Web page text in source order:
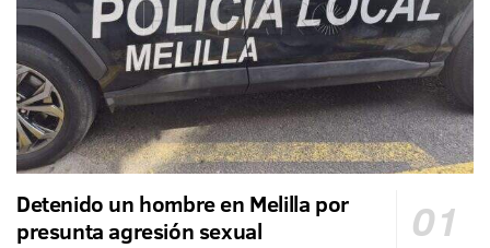
Detenido un hombre en Melilla por
presunta agresión sexual